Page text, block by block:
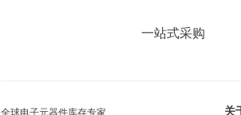
一站式采购
全球电子元器件库存专家 关